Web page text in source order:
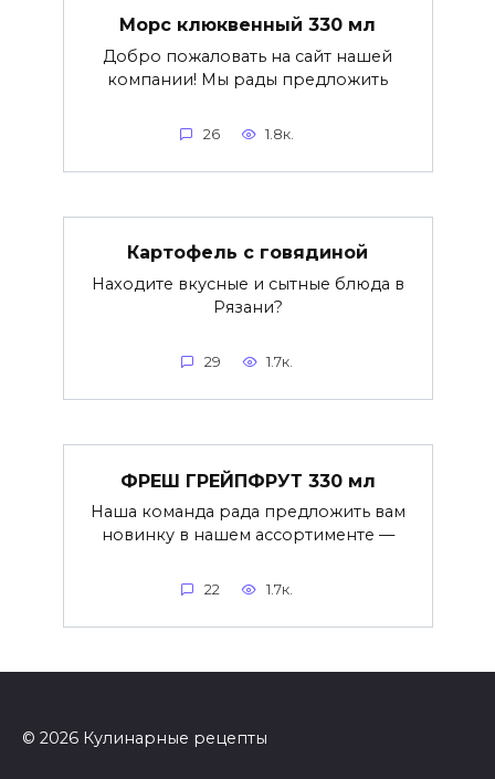
Морс клюквенный 330 мл
Добро пожаловать на сайт нашей
компании! Мы рады предложить
26 1.8к.
Картофель с говядиной
Находите вкусные и сытные блюда в
Рязани?
29 1.7к.
ФРЕШ ГРЕЙПФРУТ 330 мл
Наша команда рада предложить вам
новинку в нашем ассортименте —
22 1.7к.
© 2026 Кулинарные рецепты